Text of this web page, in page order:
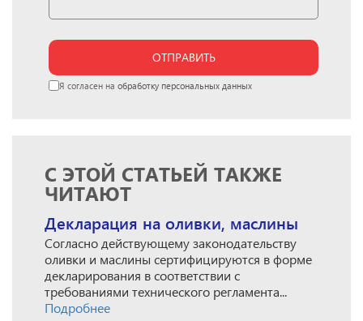
ОТПРАВИТЬ
Я согласен на обработку персональных данных
С ЭТОЙ СТАТЬЕЙ ТАКЖЕ
ЧИТАЮТ
Декларация на оливки, маслины
Согласно действующему законодательству
оливки и маслины сертифицируются в форме
декларирования в соответствии с
требованиями технического регламента...
Подробнее